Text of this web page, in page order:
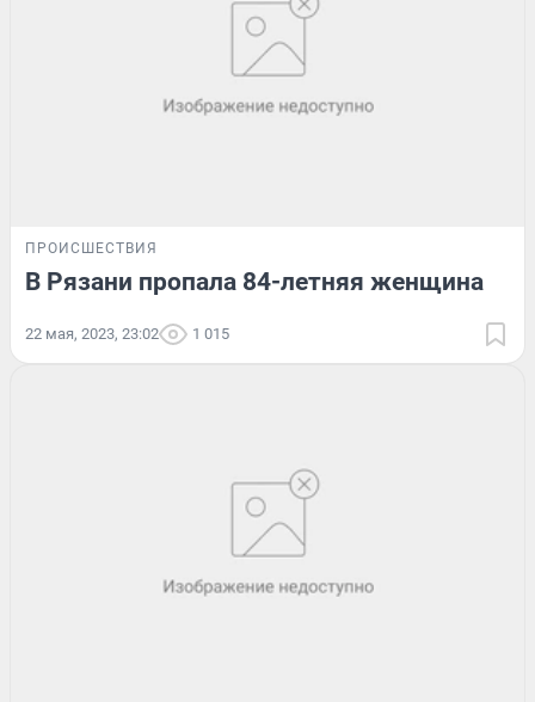
ПРОИСШЕСТВИЯ
В Рязани пропала 84-летняя женщина
22 мая, 2023, 23:02 1 015